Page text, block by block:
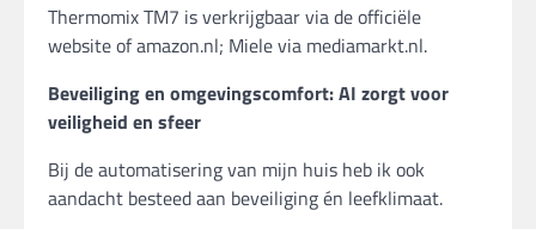
Thermomix TM7 is verkrijgbaar via de officiële
website of amazon.nl; Miele via mediamarkt.nl.
Beveiliging en omgevingscomfort: AI zorgt voor
veiligheid en sfeer
Bij de automatisering van mijn huis heb ik ook
aandacht besteed aan beveiliging én leefklimaat.